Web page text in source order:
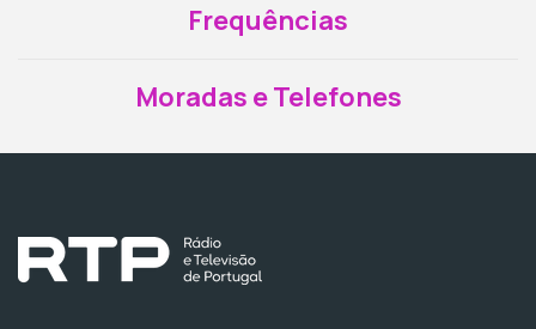
Frequências
Moradas e Telefones